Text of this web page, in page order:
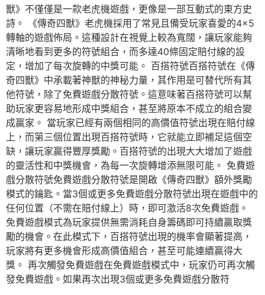
獸》不僅僅是一款老虎機遊戲，更像是一部互動式的東方史
詩。 《傳奇四獸》老虎機採用了常見且備受玩家喜愛的4×5
轉軸的遊戲佈局。這種設計在視覺上較為寬闊，讓玩家能夠
清晰地看到更多的符號組合，而多達40條固定賠付線的設
定，增加了每次旋轉的中獎可能。 百搭符號百搭符號在《傳
奇四獸》中承載著神獸的神秘力量，其作用是可替代所有其
他符號，除了免費遊戲分散符號。這意味著百搭符號可以幫
助玩家更容易地形成中獎組合，甚至將原本不成立的組合變
成贏家。 當玩家已經有兩個相同的高價值符號出現在賠付線
上，而第三個位置出現百搭符號時，它就能立即補足這個空
缺，讓玩家贏得豐厚獎勵。百搭符號的出現大大增加了遊戲
的靈活性和中獎機會，為每一次旋轉增添無限可能。 免費遊
戲分散符號免費遊戲分散符號是開啟《傳奇四獸》額外獎勵
模式的鑰匙。當3個或更多免費遊戲分散符號出現在遊戲中的
任何位置（不需在賠付線上）時，即可激活8次免費遊戲。
免費遊戲模式為玩家提供無需消耗自身籌碼即可持續贏取獎
勵的機會。在此模式下，百搭符號出現的機率會顯著提高，
玩家將有更多機會形成高價值組合，甚至可能連續贏得大
獎。 再次觸發免費遊戲在免費遊戲模式中，玩家仍可再次觸
發免費遊戲。如果再次出現3個或更多免費遊戲分散符